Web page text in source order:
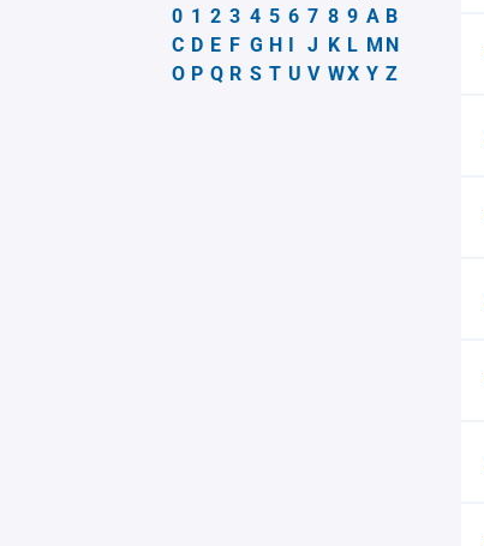
0 1 2 3 4 5 6 7 8 9 A B
C D E F G H I J K L M N
O P Q R S T U V WX Y Z